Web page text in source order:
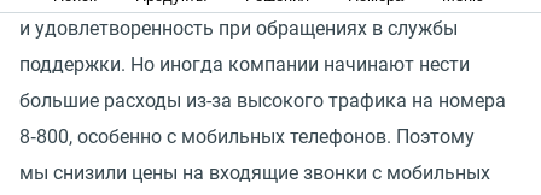
и удовлетворенность при обращениях в службы
поддержки. Но иногда компании начинают нести
большие расходы из-за высокого трафика на номера
8‑800, особенно с мобильных телефонов. Поэтому
мы снизили цены на входящие звонки с мобильных